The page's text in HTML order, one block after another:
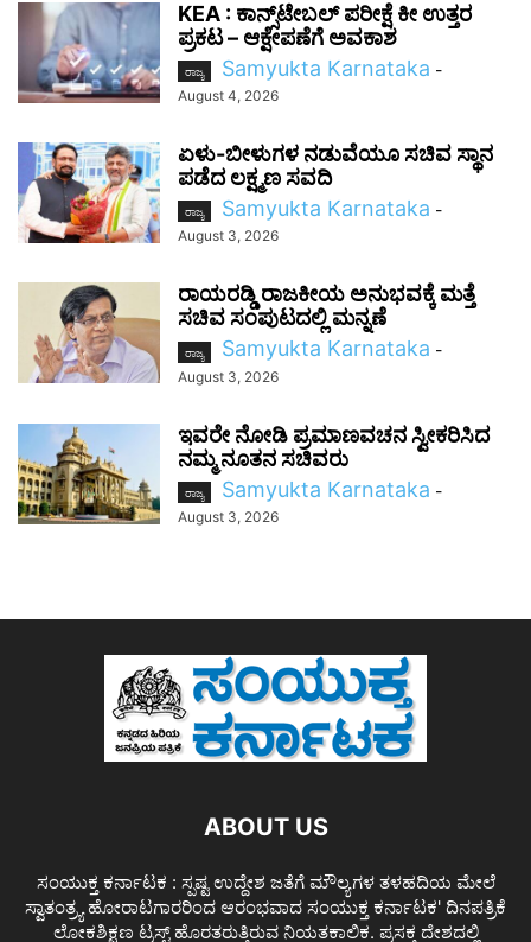
KEA : ಕಾನ್ಸ್‌ಟೇಬಲ್ ಪರೀಕ್ಷೆ ಕೀ ಉತ್ತರ
ಪ್ರಕಟ – ಆಕ್ಷೇಪಣೆಗೆ ಅವಕಾಶ
ರಾಜ್ಯ Samyukta Karnataka -
August 4, 2026
ಏಳು-ಬೀಳುಗಳ ನಡುವೆಯೂ ಸಚಿವ ಸ್ಥಾನ
ಪಡೆದ ಲಕ್ಷ್ಮಣ ಸವದಿ
ರಾಜ್ಯ Samyukta Karnataka -
August 3, 2026
ರಾಯರಡ್ಡಿ ರಾಜಕೀಯ ಅನುಭವಕ್ಕೆ ಮತ್ತೆ
ಸಚಿವ ಸಂಪುಟದಲ್ಲಿ ಮನ್ನಣೆ
ರಾಜ್ಯ Samyukta Karnataka -
August 3, 2026
ಇವರೇ ನೋಡಿ ಪ್ರಮಾಣವಚನ ಸ್ವೀಕರಿಸಿದ
ನಮ್ಮ ನೂತನ ಸಚಿವರು
ರಾಜ್ಯ Samyukta Karnataka -
August 3, 2026
ABOUT US
ಸಂಯುಕ್ತ ಕರ್ನಾಟಕ : ಸ್ಪಷ್ಟ ಉದ್ದೇಶ ಜತೆಗೆ ಮೌಲ್ಯಗಳ ತಳಹದಿಯ ಮೇಲೆ
ಸ್ವಾತಂತ್ರ್ಯ ಹೋರಾಟಗಾರರಿಂದ ಆರಂಭವಾದ ಸಂಯುಕ್ತ ಕರ್ನಾಟಕ' ದಿನಪತ್ರಿಕೆ
ಲೋಕಶಿಕ್ಷಣ ಟ್ರಸ್ಟ್ ಹೊರತರುತ್ತಿರುವ ನಿಯತಕಾಲಿಕ. ಪ್ರಸಕ್ತ ದೇಶದಲ್ಲಿ